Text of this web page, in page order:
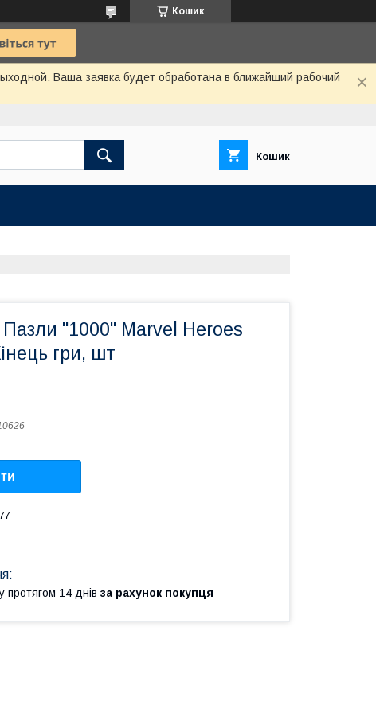
Кошик
Ваша заявка будет обработана в ближайший рабочий
Кошик
"1000" Marvel Heroes
гри, шт
протягом 14 днів за рахунок покупця